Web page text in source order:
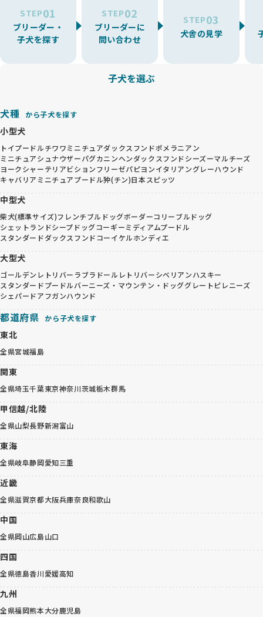
STEP01
ブリーダー・
子犬を探す
STEP02
ブリーダーに
問い合わせ
STEP03
犬舎の見学
子犬を選ぶ
犬種 から子犬を探す
小型犬
トイプードルチワワミニチュアダックスフンドポメラニアン
ミニチュアシュナウザーパグカニンヘンダックスフンドシーズーマルチーズ
ヨークシャーテリアビションフリーゼパピヨンイタリアングレーハウンド
キャバリア ミニチュアプードル狆(チン)日本スピッツ
中型犬
柴犬(標準サイズ)フレンチブルドッグボーダーコリーブルドッグ
シェットランドシープドッグコーギーミディアムプードル
スタンダードダックスフンドコーイケルホンディエ
大型犬
ゴールデンレトリバー ラブラドールレトリバーシベリアンハスキー
スタンダードプードルバーニーズ・マウンテン・ドッググレートピレニーズ
シェパードアフガンハウンド
都道府県 から子犬を探す
東北
全県宮城福島
関東
全県埼玉千葉東京神奈川茨城栃木群馬
甲信越/北陸
全県山梨長野新潟富山
東海
全県岐阜静岡愛知三重
近畿
全県滋賀京都大阪兵庫奈良和歌山
中国
全県岡山広島山口
四国
全県徳島香川愛媛高知
九州
全県福岡熊本大分鹿児島